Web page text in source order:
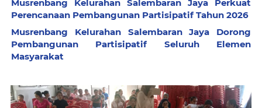
Musrenbang Kelurahan Salembaran Jaya Perkuat
Perencanaan Pembangunan Partisipatif Tahun 2026
Musrenbang Kelurahan Salembaran Jaya Dorong
Pembangunan Partisipatif Seluruh Elemen
Masyarakat